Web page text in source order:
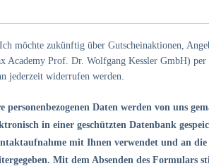
Ich möchte zukünftig über Gutscheinaktionen,
Academy Prof. Dr. Wolfgang Kessler GmbH)
jederzeit widerrufen werden.
personenbezogenen Daten werden von uns
in einer geschützten Datenbank
mit Ihnen verwendet und an
Mit dem Absenden des Formulars